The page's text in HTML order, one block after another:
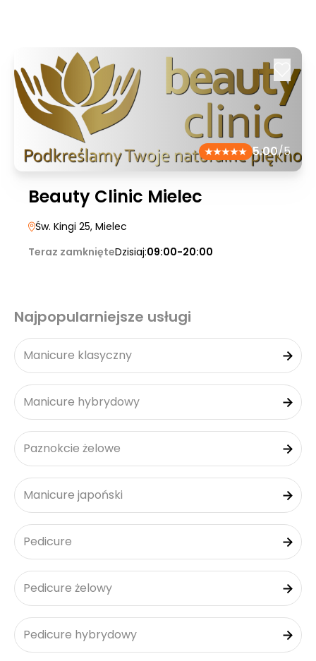
5.00/5
Beauty Clinic Mielec
Św. Kingi 25, Mielec
Teraz zamknięteDzisiaj:09:00-20:00
Najpopularniejsze usługi
Manicure klasyczny
Manicure hybrydowy
Paznokcie żelowe
Manicure japoński
Pedicure
Pedicure żelowy
Pedicure hybrydowy